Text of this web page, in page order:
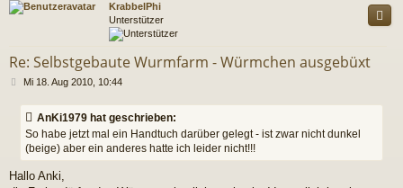
KrabbelPhi
Unterstützer
Re: Selbstgebaute Wurmfarm - Würmchen ausgebüxt
B
g
Mi 18. Aug 2010, 10:44
AnKi1979 hat geschrieben:
So habe jetzt mal ein Handtuch darüber gelegt - ist zwar nicht dunkel
(beige) aber ein anderes hatte ich leider nicht!!!
Hallo Anki,